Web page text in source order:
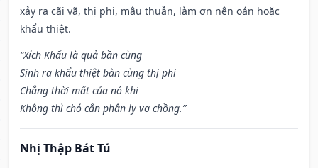
xảy ra cãi vã, thị phi, mâu thuẫn, làm ơn nên oán hoặc
khẩu thiệt.
“Xích Khẩu là quả bần cùng
Sinh ra khẩu thiệt bàn cùng thị phi
Chẳng thời mất của nó khi
Không thì chó cắn phân ly vợ chồng.”
Nhị Thập Bát Tú